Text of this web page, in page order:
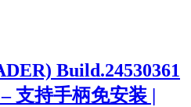
Build.24530361
支持手柄免安装 |